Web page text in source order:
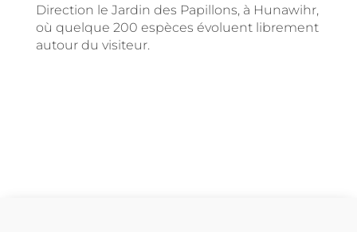
Direction le Jardin des Papillons, à Hunawihr,
où quelque 200 espèces évoluent librement
autour du visiteur.